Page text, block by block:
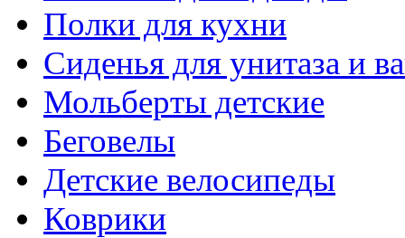
Полки для кухни
Сиденья для унитаза и
Мольберты детские
Беговелы
Детские велосипеды
Коврики